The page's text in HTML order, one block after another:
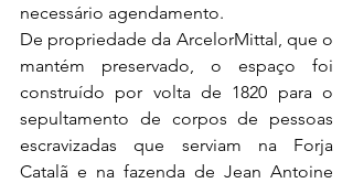
necessário agendamento.
De propriedade da ArcelorMittal, que o
mantém preservado, o espaço foi
construído por volta de 1820 para o
sepultamento de corpos de pessoas
escravizadas que serviam na Forja
Catalã e na fazenda de Jean Antoine